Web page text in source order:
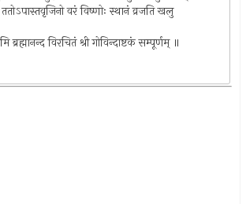
वरं विष्णोः स्थानं व्रजति खलु
ब्रह्मानन्द विरचितं श्री गोविन्दाष्टकं सम्पूर्णम् ॥